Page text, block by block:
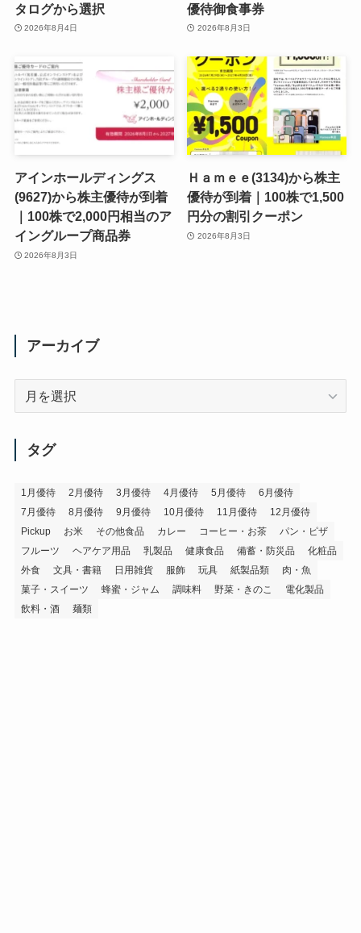
タログから選択
2026年8月4日
優待御食事券
2026年8月3日
アインホールディングス
(9627)から株主優待が到着
｜100株で2,000円相当のア
イングループ商品券
2026年8月3日
Ｈａｍｅｅ(3134)から株主
優待が到着｜100株で1,500
円分の割引クーポン
2026年8月3日
アーカイブ
タグ
1月優待 2月優待 3月優待 4月優待 5月優待
6月優待
7月優待
8月優待 9月優待 10月優待 11月優待
12月優待
Pickup
お米 その他食品 カレー コーヒー・お茶
パン・ピザ
フルーツ
ヘアケア用品 乳製品 健康食品 備蓄・防災品
化粧品
外食
文具・書籍 日用雑貨 服飾 玩具 紙製品類
肉・魚
菓子・スイーツ
蜂蜜・ジャム 調味料 野菜・きのこ
電化製品
飲料・酒
麺類